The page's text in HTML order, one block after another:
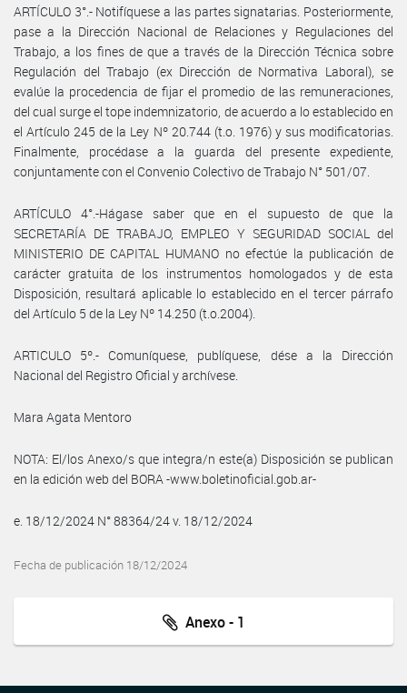
ARTÍCULO 3°.- Notifíquese a las partes signatarias. Posteriormente,
pase a la Dirección Nacional de Relaciones y Regulaciones del
Trabajo, a los fines de que a través de la Dirección Técnica sobre
Regulación del Trabajo (ex Dirección de Normativa Laboral), se
evalúe la procedencia de fijar el promedio de las remuneraciones,
del cual surge el tope indemnizatorio, de acuerdo a lo establecido en
el Artículo 245 de la Ley Nº 20.744 (t.o. 1976) y sus modificatorias.
Finalmente, procédase a la guarda del presente expediente,
conjuntamente con el Convenio Colectivo de Trabajo N° 501/07.
ARTÍCULO 4°.-Hágase saber que en el supuesto de que la
SECRETARÍA DE TRABAJO, EMPLEO Y SEGURIDAD SOCIAL del
MINISTERIO DE CAPITAL HUMANO no efectúe la publicación de
carácter gratuita de los instrumentos homologados y de esta
Disposición, resultará aplicable lo establecido en el tercer párrafo
del Artículo 5 de la Ley Nº 14.250 (t.o.2004).
ARTICULO 5º.- Comuníquese, publíquese, dése a la Dirección
Nacional del Registro Oficial y archívese.
Mara Agata Mentoro
NOTA: El/los Anexo/s que integra/n este(a) Disposición se publican
en la edición web del BORA -www.boletinoficial.gob.ar-
e. 18/12/2024 N° 88364/24 v. 18/12/2024
Fecha de publicación 18/12/2024
Anexo - 1